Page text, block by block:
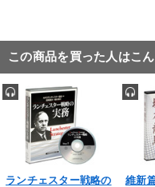
この商品を買った人はこ
ランチェスター戦略の
維新